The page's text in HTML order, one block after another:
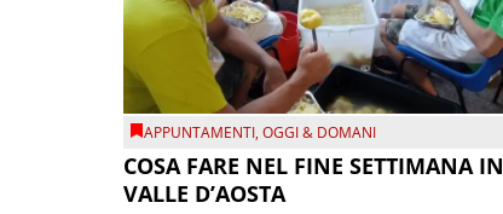
APPUNTAMENTI,OGGI & DOMANI
COSA FARE NEL FINE SETTIMANA IN
VALLE D’AOSTA